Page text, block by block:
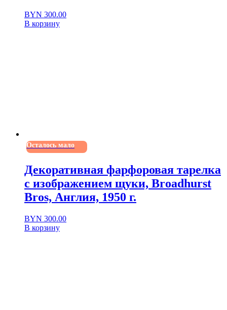
BYN 300.00
В корзину
Осталось мало
Декоративная фарфоровая тарелка
с изображением щуки, Broadhurst
Bros, Англия, 1950 г.
BYN 300.00
В корзину